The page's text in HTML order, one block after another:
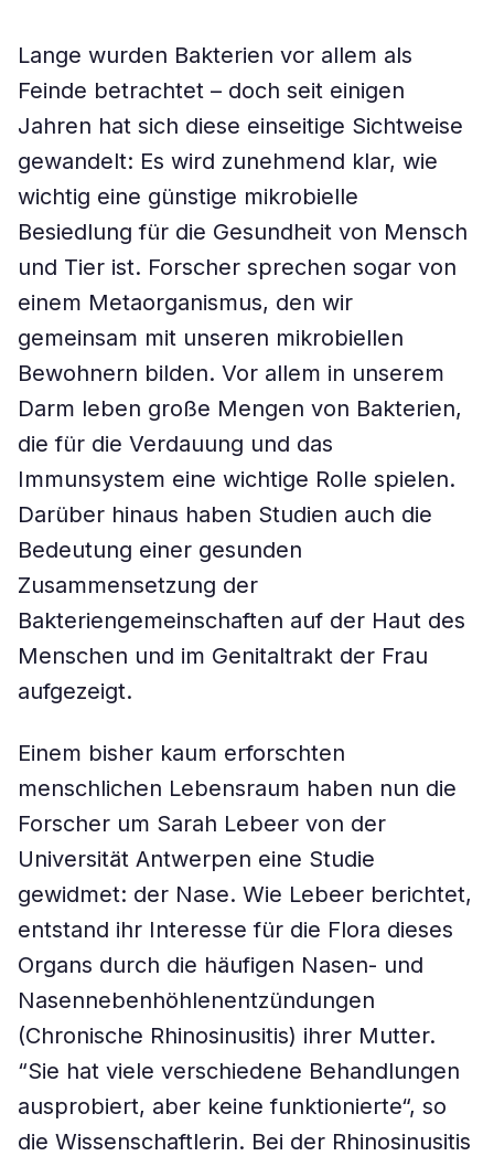
Lange wurden Bakterien vor allem als
Feinde betrachtet – doch seit einigen
Jahren hat sich diese einseitige Sichtweise
gewandelt: Es wird zunehmend klar, wie
wichtig eine günstige mikrobielle
Besiedlung für die Gesundheit von Mensch
und Tier ist. Forscher sprechen sogar von
einem Metaorganismus, den wir
gemeinsam mit unseren mikrobiellen
Bewohnern bilden. Vor allem in unserem
Darm leben große Mengen von Bakterien,
die für die Verdauung und das
Immunsystem eine wichtige Rolle spielen.
Darüber hinaus haben Studien auch die
Bedeutung einer gesunden
Zusammensetzung der
Bakteriengemeinschaften auf der Haut des
Menschen und im Genitaltrakt der Frau
aufgezeigt.
Einem bisher kaum erforschten
menschlichen Lebensraum haben nun die
Forscher um Sarah Lebeer von der
Universität Antwerpen eine Studie
gewidmet: der Nase. Wie Lebeer berichtet,
entstand ihr Interesse für die Flora dieses
Organs durch die häufigen Nasen- und
Nasennebenhöhlenentzündungen
(Chronische Rhinosinusitis) ihrer Mutter.
“Sie hat viele verschiedene Behandlungen
ausprobiert, aber keine funktionierte“, so
die Wissenschaftlerin. Bei der Rhinosinusitis